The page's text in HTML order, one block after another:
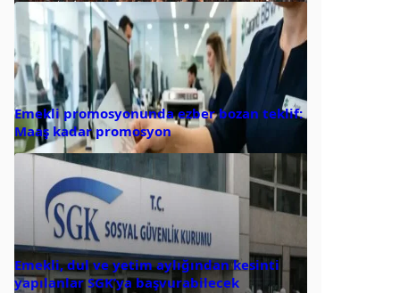
Emekli promosyonunda ezber bozan teklif:
Maaş kadar promosyon
Emekli, dul ve yetim aylığından kesinti
yapılanlar SGK’ya başvurabilecek